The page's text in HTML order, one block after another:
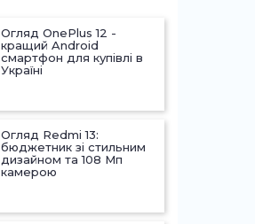
Огляд OnePlus 12 -
кращий Android
смартфон для купівлі в
Україні
Огляд Redmi 13:
бюджетник зі стильним
дизайном та 108 Мп
камерою